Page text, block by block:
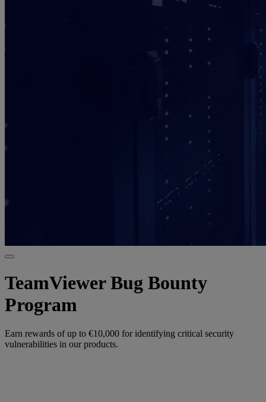
TeamViewer Bug Bounty
Program
Earn rewards of up to €10,000 for identifying critical security
vulnerabilities in our products.